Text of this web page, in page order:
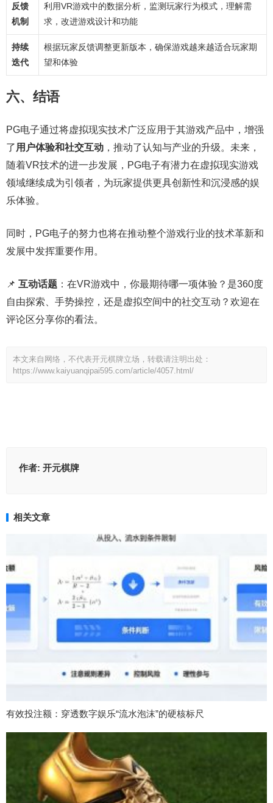
反馈
机制
利用VR游戏中的数据分析，监测玩家行为模式，理解需
求，改进游戏设计和功能
持续
迭代
根据玩家反馈调整更新版本，确保游戏越来越适合玩家期
望和体验
六、结语
PG电子通过将虚拟现实技术广泛应用于其游戏产品中，增强
了 用户体验和社交互动 ，推动了认知与产业的升级。未来，
随着VR技术的进一步发展，PG电子有潜力在虚拟现实游戏
领域继续成为引领者，为玩家提供更具创新性和沉浸感的娱
乐体验。
同时，PG电子的努力也将在推动整个游戏行业的技术革新和
发展中发挥重要作用。
📌 互动话题 ：在VR游戏中，你最期待哪一项体验？是360度
自由探索、手势操控，还是虚拟空间中的社交互动？欢迎在
评论区分享你的看法。
本文来自网络，不代表开元棋牌立场，转载请注明出处：
https://www.kaiyuanqipai595.com/article/4057.html/
作者: 开元棋牌
相关文章
有效投注额：穿透数字娱乐“流水泡沫”的硬核标尺